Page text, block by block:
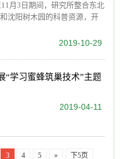
月3日期间，研究所整合东北
沈阳树木园的科普资源，开
2019-10-29
“学习蜜蜂筑巢技术”主题
2019-04-11
3 4 5 » 下5页